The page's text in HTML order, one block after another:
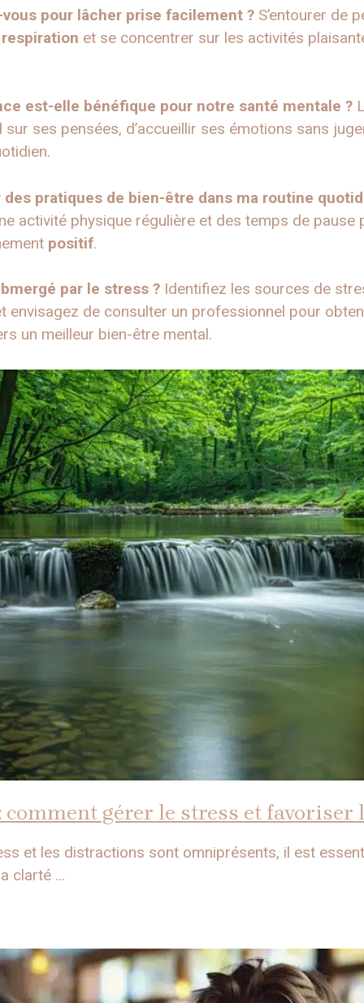
pour lâcher prise facilement ? S’entourer de
respiration et se concentrer sur les activités
est-elle bénéfique pour notre santé mentale ?
ses pensées, d’accueillir ses émotions sans
pratiques de bien-être dans ma routine
activité physique régulière et des temps de
positif.
par le stress ? Identifiez les sources de
envisagez de consulter un professionnel pour
un meilleur bien-être mental.
gérer le stress et favoriser
et les distractions sont omniprésents, il est
clarté ...